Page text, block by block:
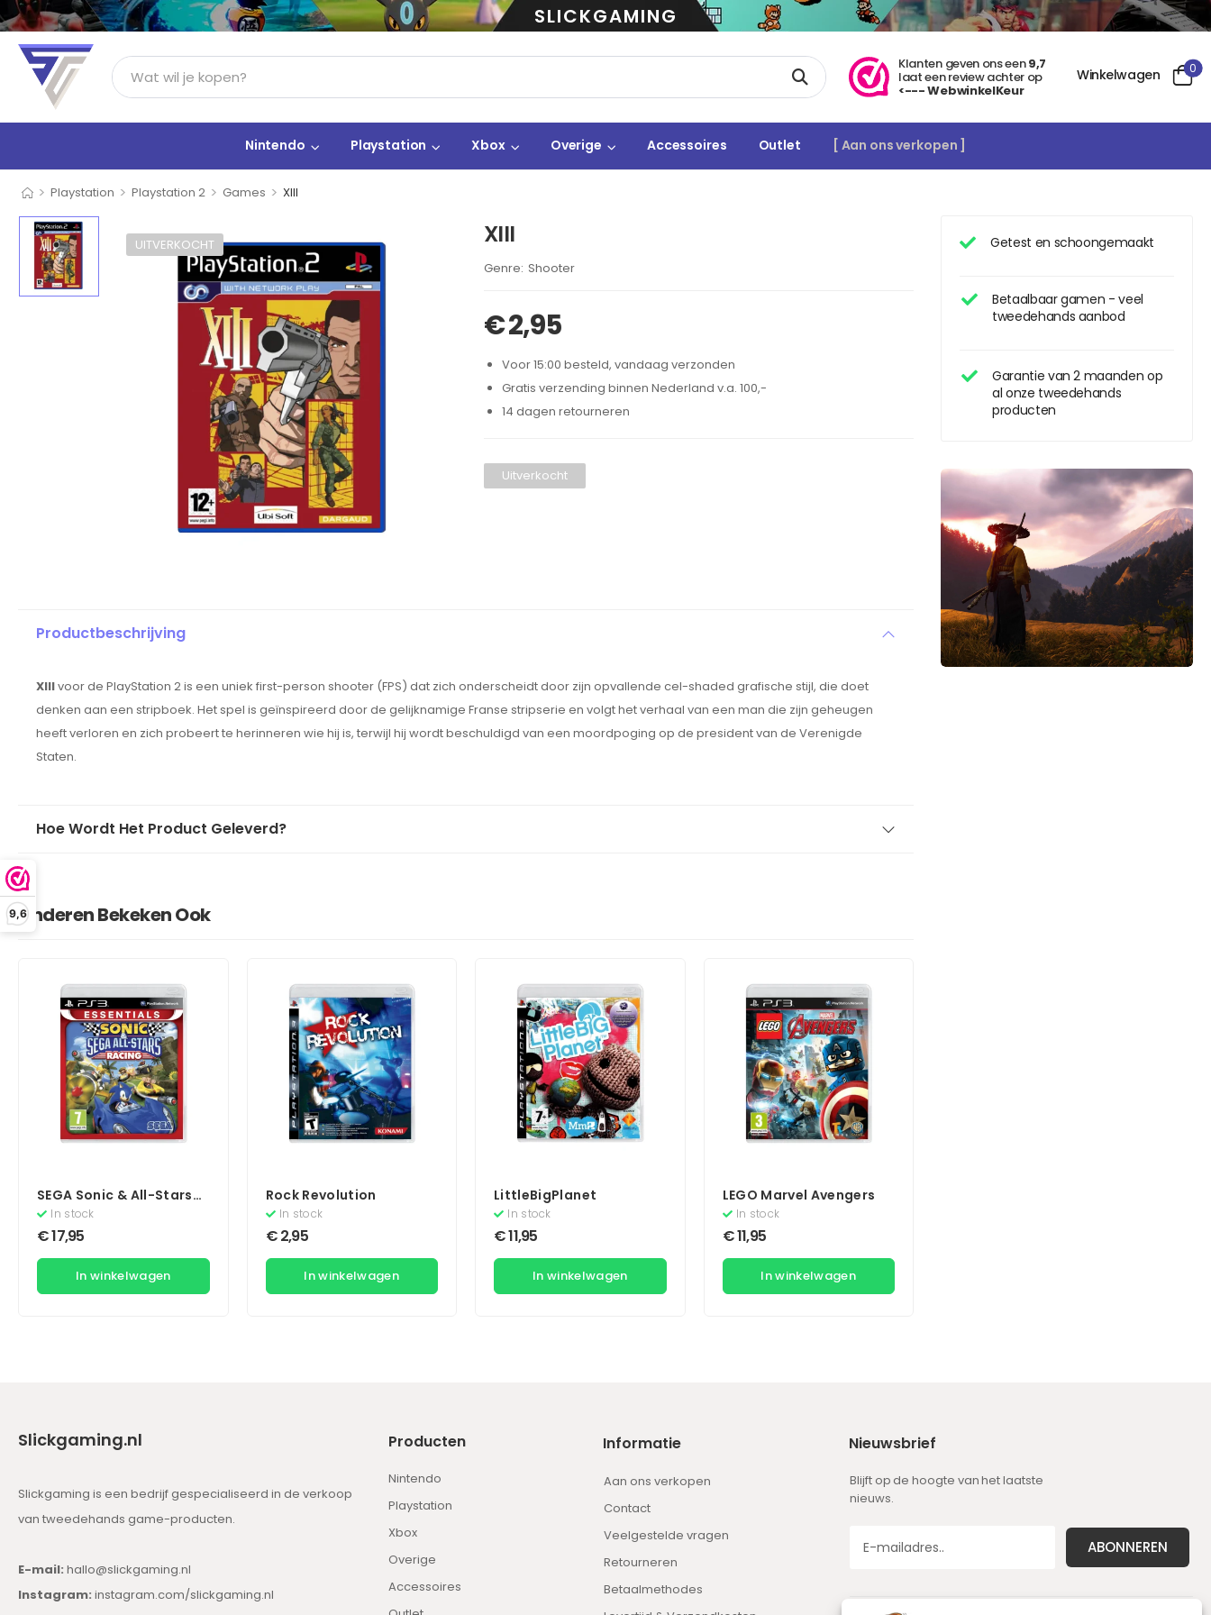
9,6
SLICKGAMING
Klanten geven ons een9,7
laat een review achter op
<--- WebwinkelKeur
Winkelwagen 0
Nintendo Playstation Xbox Overige Accessoires Outlet [ Aan ons verkopen ]
> Playstation > Playstation 2 > Games > XIII
Getest en schoongemaakt
Betaalbaar gamen - veel
tweedehands aanbod
Garantie van 2 maanden op
al onze tweedehands
producten
UITVERKOCHT XIII
Brand:
Shooter
€2,95
Voor 15:00 besteld, vandaag verzonden
Gratis verzending binnen Nederland v.a. 100,-
14 dagen retourneren
Uitverkocht
Productbeschrijving
XIIIvoor de PlayStation 2 is een uniek first-person shooter (FPS) dat zich onderscheidt door zijn opvallende cel-shaded grafische stijl, die doet
denken aan een stripboek. Het spel is geïnspireerd door de gelijknamige Franse stripserie en volgt het verhaal van een man die zijn geheugen
heeft verloren en zich probeert te herinneren wie hij is, terwijl hij wordt beschuldigd van een moordpoging op de president van de Verenigde
Staten.
Hoe Wordt Het Product Geleverd?
Anderen Bekeken Ook
SEGA Sonic & All-Stars
Racing (Essentials)
In stock
€17,95
In winkelwagen
Rock Revolution
In stock
€2,95
In winkelwagen
LittleBigPlanet
In stock
€11,95
In winkelwagen
LEGO Marvel Avengers
In stock
€11,95
In winkelwagen
Slickgaming.nl
Slickgaming is een bedrijf gespecialiseerd in de verkoop
van tweedehands game-producten.
E-mail: hallo@slickgaming.nl
Instagram: instagram.com/slickgaming.nl
Producten
Nintendo
Playstation
Xbox
Overige
Accessoires
Informatie
Aan ons verkopen
Contact
Veelgestelde vragen
Retourneren
Betaalmethodes
Nieuwsbrief
Blijft op de hoogte van het laatste
nieuws.